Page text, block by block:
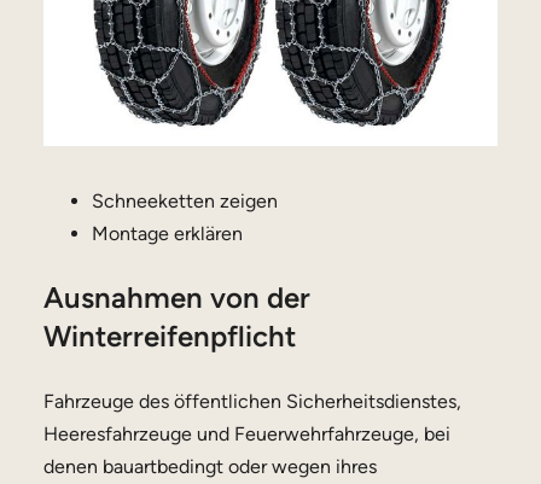
Schneeketten zeigen
Montage erklären
Ausnahmen von der
Winterreifenpflicht
Fahrzeuge des öffentlichen Sicherheitsdienstes,
Heeresfahrzeuge und Feuerwehrfahrzeuge, bei
denen bauartbedingt oder wegen ihres